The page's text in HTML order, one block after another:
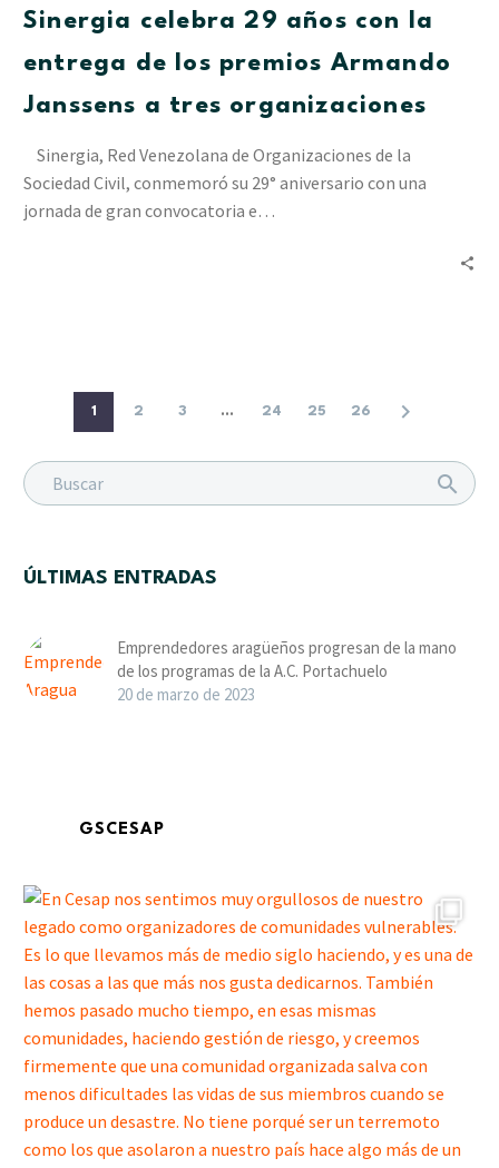
la
entrega
los
Armando
Janssens
a
Sinergia celebra 29 años con la
entrega de los premios Armando
Janssens a tres organizaciones
Sinergia, Red Venezolana de Organizaciones de la
Sociedad Civil, conmemoró su 29° aniversario con una
jornada de gran convocatoria e…
1 2 3 ... 24 25 26
ÚLTIMAS ENTRADAS
Emprendedores aragüeños progresan de la mano
de los programas de la A.C. Portachuelo
20 de marzo de 2023
GSCESAP